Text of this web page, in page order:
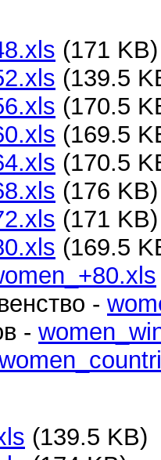
(171
(139.5
(170.5
(169.5
(170.5
(176
(171
(169.5
-
-
(139.5 KB)